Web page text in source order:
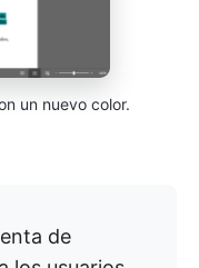
un nuevo color.
de